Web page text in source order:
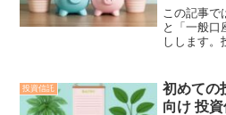
かりやす
この記事で
と「一般口
しします。
大丈夫。知
ことではあ
投資信託
初めての
向け 投